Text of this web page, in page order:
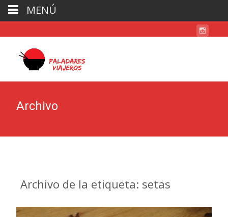
Archivo
Archivo de la etiqueta: setas
MENÚ